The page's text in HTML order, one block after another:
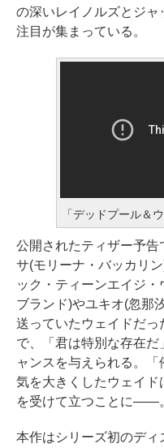
の深いレイノルズとジャ
注目が集まっている。
「デッドプール＆
公開されたティザー予告
サ(モリーナ・バッカリ
ック・ティーンエイジ
ブランド)やユキオ(忽那
送っていたウェイドだ
で、「君は特別な存在
ャンスを与えられる。
気を大きくしたウェイ
を受けて立つことに――
本作はシリーズ初のディ